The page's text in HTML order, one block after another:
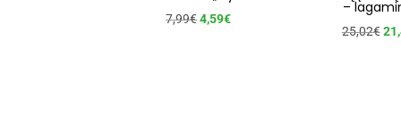
7,99€Original
4,59€Current
–
25,02€